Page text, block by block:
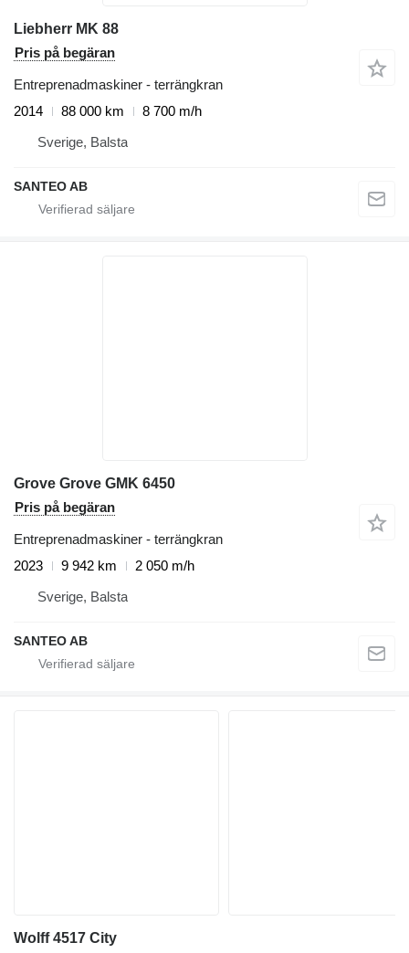
Liebherr MK 88
Pris på begäran
Entreprenadmaskiner - terrängkran
2014
88 000 km
8 700 m/h
Sverige, Balsta
SANTEO AB
Grove Grove GMK 6450
Pris på begäran
Entreprenadmaskiner - terrängkran
2023
9 942 km
2 050 m/h
Sverige, Balsta
SANTEO AB
Wolff 4517 City